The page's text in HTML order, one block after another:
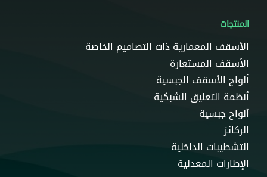
المنتجات
الأسقف المعمارية ذات التصاميم الخاصة
الأسقف المستعارة
ألواح الأسقف الجبسية
أنظمة التعليق الشبكية
ألواح جبسية
الركائز
التشطيبات الداخلية
الإطارات المعدنية